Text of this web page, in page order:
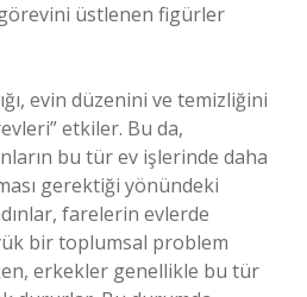
üstlenen figürler
evin düzenini ve temizliğini
etkiler. Bu da,
bu tür ev işlerinde daha
gerektiği yönündeki
farelerin evlerde
bir toplumsal problem
erkekler genellikle bu tür